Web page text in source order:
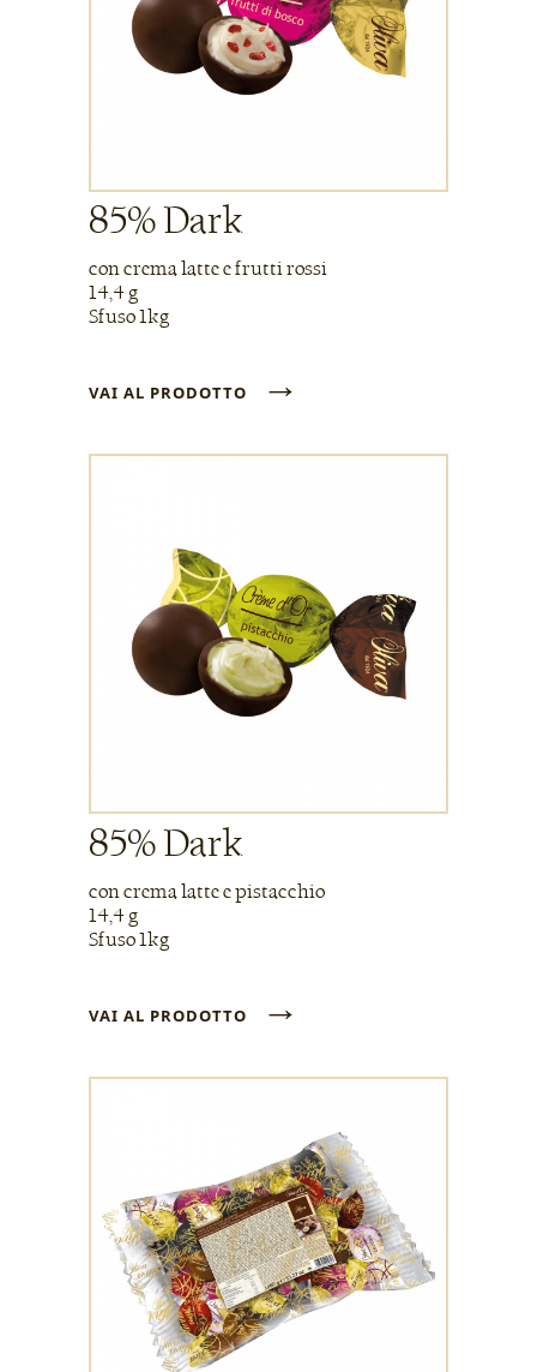
85% Dark
con crema latte e frutti rossi
14,4 g
Sfuso 1kg
VAI AL PRODOTTO →
85% Dark
con crema latte e pistacchio
14,4 g
Sfuso 1kg
VAI AL PRODOTTO →